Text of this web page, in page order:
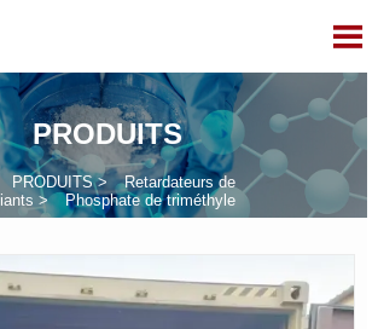

PRODUITS
PRODUITS>
Retardateurs de
> Phosphate de triméthyle